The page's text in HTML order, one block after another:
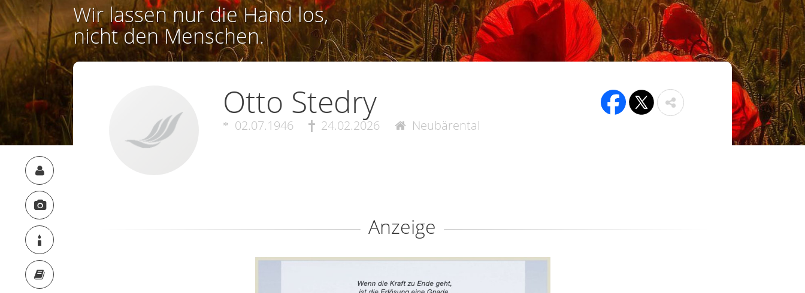
Wir lassen nur die Hand los,
nicht den Menschen.
Otto Stedry
02.07.1946 24.02.2026 Neubärental
Anzeige